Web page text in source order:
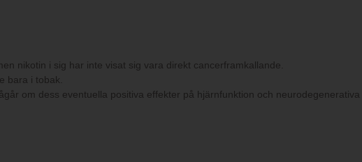
nikotin i sig har inte visat sig vara direkt cancerframkallande.
bara i tobak.
om dess eventuella positiva effekter på hjärnfunktion och neurodegenerativa